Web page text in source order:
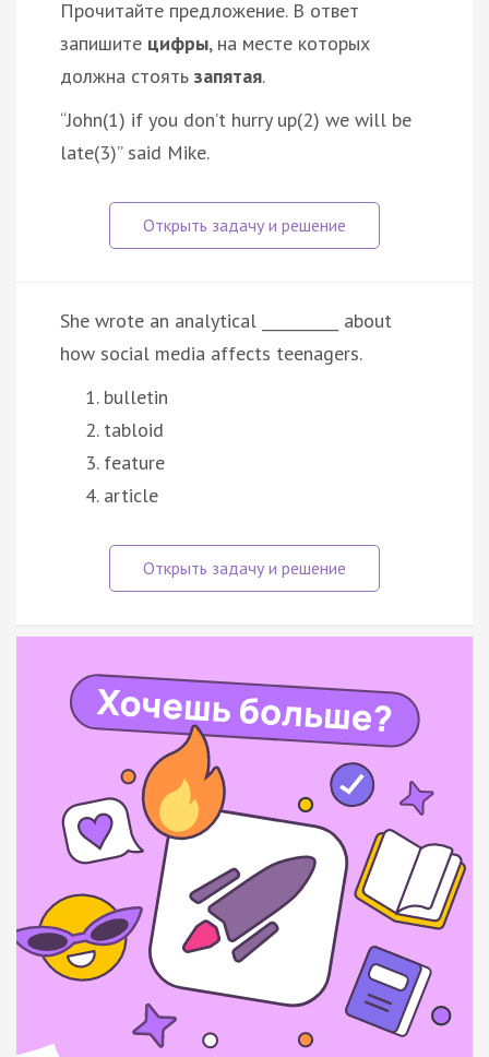
Прочитайте предложение. В ответ
запишите цифры, на месте которых
должна стоять запятая.
“John(1) if you don’t hurry up(2) we will be
late(3)” said Mike.
She wrote an analytical __________ about
how social media affects teenagers.
bulletin
tabloid
feature
article